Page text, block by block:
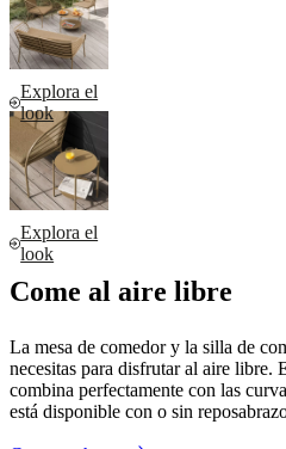
Explora el
look
Explora el
look
Come al aire libre
La mesa de comedor y la silla de
necesitas para disfrutar al aire libre.
combina perfectamente con las
está disponible con o sin